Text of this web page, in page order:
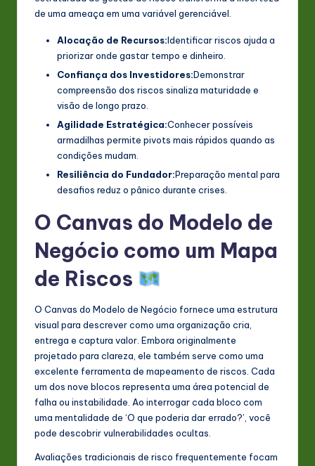
de uma ameaça em uma variável gerenciável.
Alocação de Recursos:Identificar riscos ajuda a
priorizar onde gastar tempo e dinheiro.
Confiança dos Investidores:Demonstrar
compreensão dos riscos sinaliza maturidade e
visão de longo prazo.
Agilidade Estratégica:Conhecer possíveis
armadilhas permite pivots mais rápidos quando as
condições mudam.
Resiliência do Fundador:Preparação mental para
desafios reduz o pânico durante crises.
O Canvas do Modelo de
Negócio como um Mapa
de Riscos
O Canvas do Modelo de Negócio fornece uma estrutura
visual para descrever como uma organização cria,
entrega e captura valor. Embora originalmente
projetado para clareza, ele também serve como uma
excelente ferramenta de mapeamento de riscos. Cada
um dos nove blocos representa uma área potencial de
falha ou instabilidade. Ao interrogar cada bloco com
uma mentalidade de ‘O que poderia dar errado?’, você
pode descobrir vulnerabilidades ocultas.
Avaliações tradicionais de risco frequentemente focam